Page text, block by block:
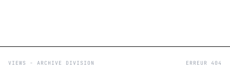
VIEWS - ARCHIVE DIVISION ERREUR 404